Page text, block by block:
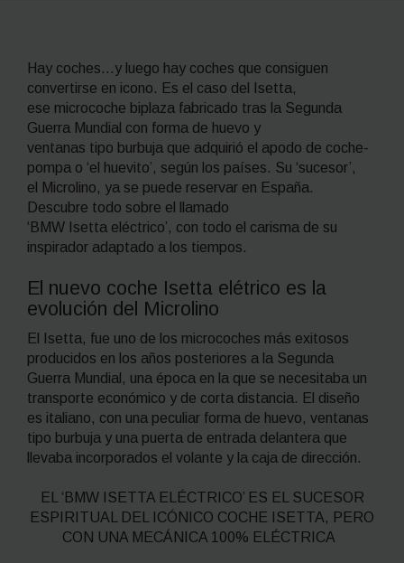
Hay coches…y luego hay coches que consiguen
convertirse en icono. Es el caso del Isetta,
ese microcoche biplaza fabricado tras la Segunda
Guerra Mundial con forma de huevo y
ventanas tipo burbuja que adquirió el apodo de coche-
pompa o ‘el huevito’, según los países. Su ‘sucesor’,
el Microlino, ya se puede reservar en España.
Descubre todo sobre el llamado
‘BMW Isetta eléctrico’, con todo el carisma de su
inspirador adaptado a los tiempos.
El nuevo coche Isetta elétrico es la
evolución del Microlino
El Isetta, fue uno de los microcoches más exitosos
producidos en los años posteriores a la Segunda
Guerra Mundial, una época en la que se necesitaba un
transporte económico y de corta distancia. El diseño
es italiano, con una peculiar forma de huevo, ventanas
tipo burbuja y una puerta de entrada delantera que
llevaba incorporados el volante y la caja de dirección.
EL ‘BMW ISETTA ELÉCTRICO’ ES EL SUCESOR
ESPIRITUAL DEL ICÓNICO COCHE ISETTA, PERO
CON UNA MECÁNICA 100% ELÉCTRICA